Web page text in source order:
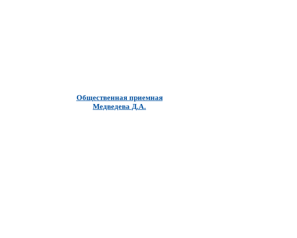
Общественная приемная
Медведева Д.А.